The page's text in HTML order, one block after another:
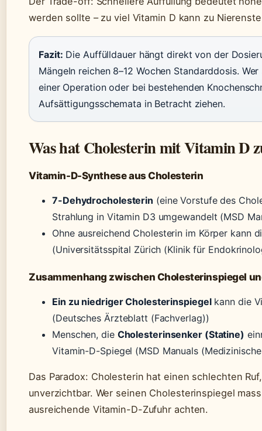
werden sollte – zu viel Vitamin D kann zu
Fazit: Die Auffülldauer hängt direkt von der
Mängeln reichen 8–12 Wochen Standarddosis.
einer Operation oder bei bestehenden
Aufsättigungsschemata in Betracht ziehen.
Was hat Cholesterin mit Vitamin D
Vitamin-D-Synthese aus Cholesterin
7-Dehydrocholesterin (eine Vorstufe des
Strahlung in Vitamin D3 umgewandelt (MSD
Ohne ausreichend Cholesterin im Körper kann
(Universitätsspital Zürich (Klinik für
Zusammenhang zwischen Cholesterinspiegel
Ein zu niedriger Cholesterinspiegelkann die
(Deutsches Ärzteblatt (Fachverlag))
Menschen, die Cholesterinsenker (Statine)
Vitamin-D-Spiegel (MSD Manuals
Das Paradox: Cholesterin hat einen schlechten
unverzichtbar. Wer seinen Cholesterinspiegel
ausreichende Vitamin-D-Zufuhr achten.